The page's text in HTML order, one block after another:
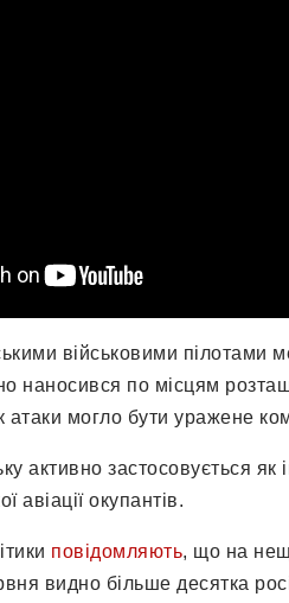
військовими пілотами
наносився по місцям
атаки могло бути уражене
активно застосовується як
авіації окупантів.
повідомляють, що на
видно більше десятка